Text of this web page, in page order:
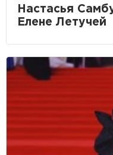
Настасья
Елене Летучей